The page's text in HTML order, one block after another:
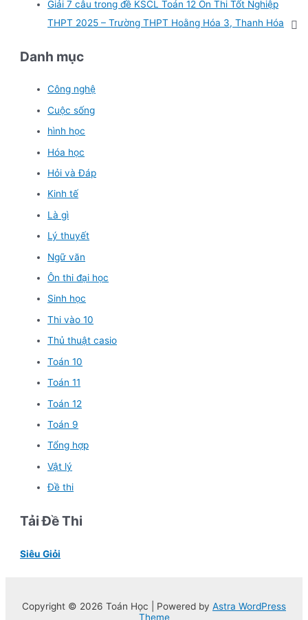
Giải 7 câu trong đề KSCL Toán 12 Ôn Thi Tốt Nghiệp
THPT 2025 – Trường THPT Hoằng Hóa 3, Thanh Hóa
Danh mục
Công nghệ
Cuộc sống
hình học
Hóa học
Hỏi và Đáp
Kinh tế
Là gì
Lý thuyết
Ngữ văn
Ôn thi đại học
Sinh học
Thi vào 10
Thủ thuật casio
Toán 10
Toán 11
Toán 12
Toán 9
Tổng hợp
Vật lý
Đề thi
Tải Đề Thi
Siêu Giỏi
Copyright © 2026 Toán Học | Powered by Astra WordPress
Theme